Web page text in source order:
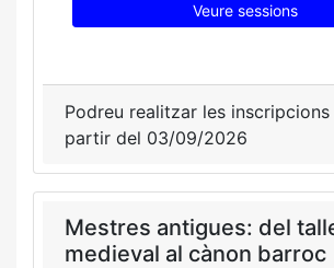
Veure sessions
Podreu realitzar les
partir del 03/09/2026
Mestres antigues: del
medieval al cànon barroc